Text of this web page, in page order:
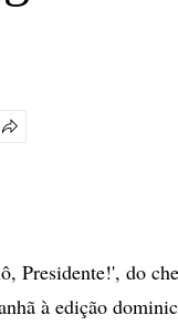
Presidente!', do
à edição